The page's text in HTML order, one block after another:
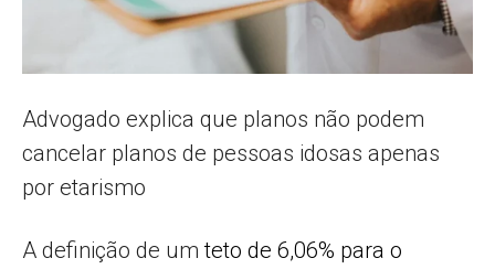
Advogado explica que planos não podem
cancelar planos de pessoas idosas apenas
por etarismo
A definição de umteto de 6,06% para o